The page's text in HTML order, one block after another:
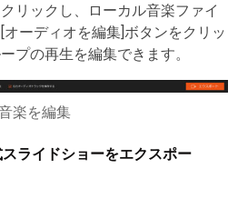
リックし、ローカル音楽ファイ
ーディオを編集]ボタンをクリッ
プの再生を編集できます。
楽を編集
ライドショーをエクスポー